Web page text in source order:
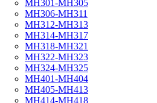
МН301-МН305
МН306-МН311
МН312-МН313
МН314-МН317
МН318-МН321
МН322-МН323
МН324-МН325
МН401-МН404
МН405-МН413
МН414-МН418